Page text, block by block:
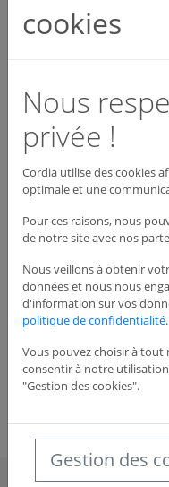
Réf : IEIN0001
Lot de : 10
Découvrir
−
cookies
Nous
privée !
Cordia utilise des cookies
optimale et une
Pour ces raisons, nous
de notre site avec nos
Nous veillons à obtenir
données et nous nous
d'information sur vos
politique de confidentialité.
Vous pouvez choisir à
consentir à notre
"Gestion des cookies".
Gestion des